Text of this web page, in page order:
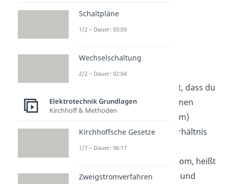
hier .
Anwendung
Wir hatten bereits erwähnt, dass du
mit dem NPN Transistor einen
Strominput (den Basisstrom)
verstärken kannst. Das Verhältnis
von Output zu Input, also
Kollektorstrom zu Basisstrom, heißt
Stromverstärkungsfaktor
und
Schaltpläne
1/2 – Dauer: 05:09
Wechselschaltung
2/2 – Dauer: 02:04
Elektrotechnik Grundlagen
Kirchhoff & Methoden
Kirchhoffsche Gesetze
1/7 – Dauer: 06:17
Zweigstromverfahren